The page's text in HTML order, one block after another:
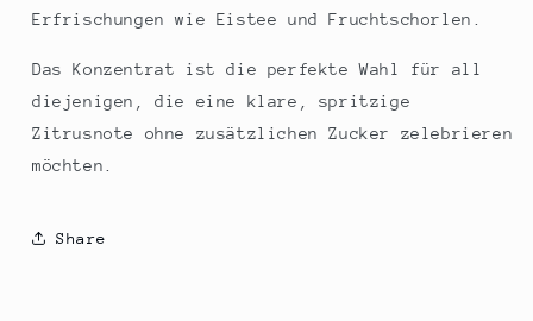
Erfrischungen wie Eistee und Fruchtschorlen.
Das Konzentrat ist die perfekte Wahl für all
diejenigen, die eine klare, spritzige
Zitrusnote ohne zusätzlichen Zucker zelebrieren
möchten.
Share